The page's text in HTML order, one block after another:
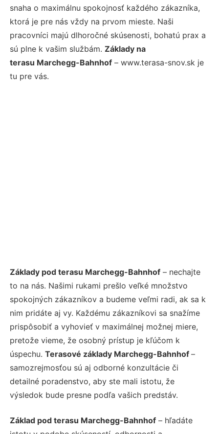
snaha o maximálnu spokojnosť každého zákazníka,
ktorá je pre nás vždy na prvom mieste. Naši
pracovníci majú dlhoročné skúsenosti, bohatú prax a
sú plne k vašim službám. Základy na
terasu Marchegg-Bahnhof – www.terasa-snov.sk je
tu pre vás.
Základy pod terasu Marchegg-Bahnhof – nechajte
to na nás. Našimi rukami prešlo veľké množstvo
spokojných zákazníkov a budeme veľmi radi, ak sa k
nim pridáte aj vy. Každému zákazníkovi sa snažíme
prispôsobiť a vyhovieť v maximálnej možnej miere,
pretože vieme, že osobný prístup je kľúčom k
úspechu. Terasové základy Marchegg-Bahnhof –
samozrejmosťou sú aj odborné konzultácie či
detailné poradenstvo, aby ste mali istotu, že
výsledok bude presne podľa vašich predstáv.
Základ pod terasu Marchegg-Bahnhof – hľadáte